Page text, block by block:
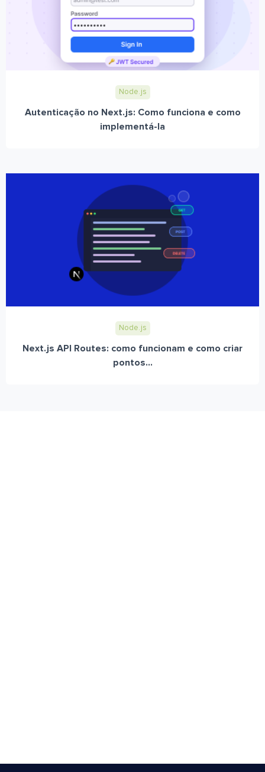
Node.js
Autenticação no Next.js: Como funciona e como
implementá-la
Node.js
Next.js API Routes: como funcionam e como criar
pontos...